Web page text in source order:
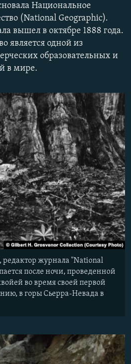
Национальное
(National Geographic).
вышел в октябре 1888 года.
является одной из
образовательных и
в мире.
редактор журнала "National
после ночи, проведенной
во время своей первой
в горы Сьерра-Невада в